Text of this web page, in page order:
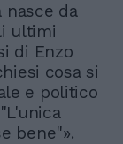
nasce da
ultimi
di Enzo
cosa si
e politico
bene"».